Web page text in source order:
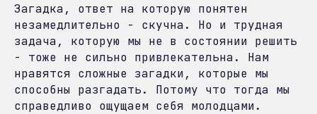
Загадка, ответ на которую понятен
незамедлительно - скучна. Но и трудная
задача, которую мы не в состоянии решить
- тоже не сильно привлекательна. Нам
нравятся сложные загадки, которые мы
способны разгадать. Потому что тогда мы
справедливо ощущаем себя молодцами.